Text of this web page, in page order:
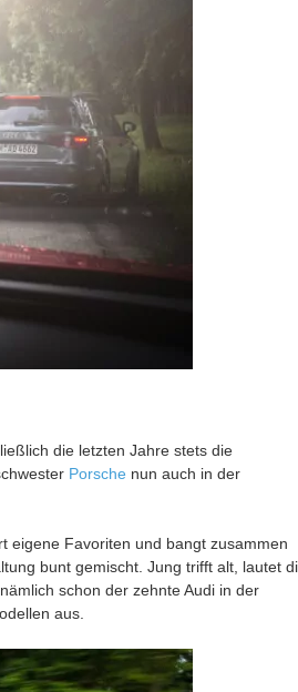
die letzten Jahre stets die
Porsche nun auch in der
eigene Favoriten und bangt zusammen
bunt gemischt. Jung trifft alt, lautet
schon der zehnte Audi in der
aus.